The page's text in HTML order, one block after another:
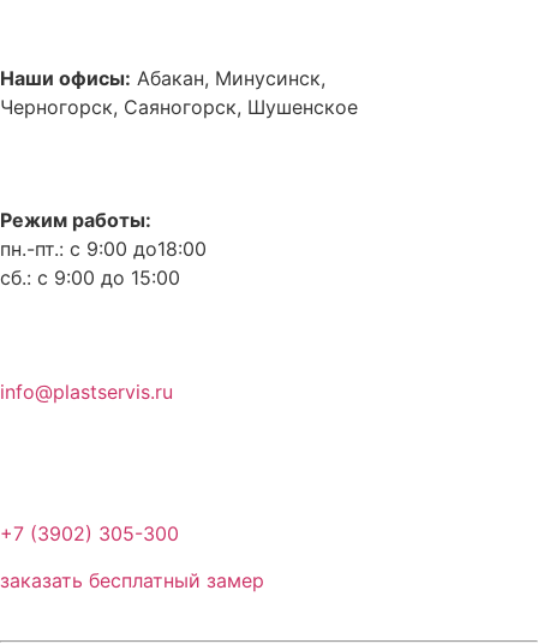
Наши офисы: Абакан, Минусинск,
Черногорск, Саяногорск, Шушенское
Режим работы:
пн.-пт.: с 9:00 до18:00
сб.: с 9:00 до 15:00
info@plastservis.ru
+7 (3902) 305-300
заказать бесплатный замер